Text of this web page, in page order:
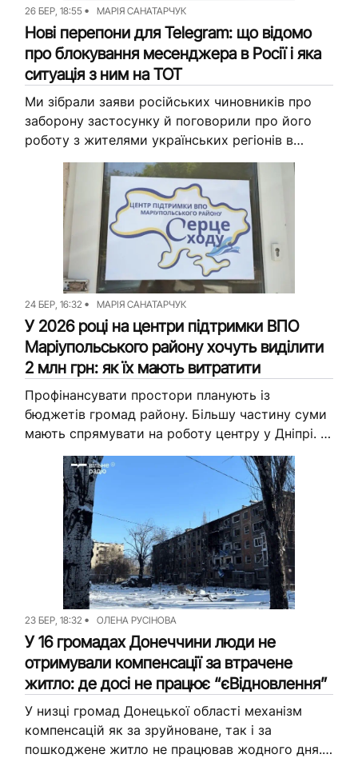
26 БЕР, 18:55 МАРІЯ САНАТАРЧУК
Нові перепони для Telegram: що відомо
про блокування месенджера в Росії і яка
ситуація з ним на ТОТ
Ми зібрали заяви російських чиновників про
заборону застосунку й поговорили про його
роботу з жителями українських регіонів в
окупації.
24 БЕР, 16:32 МАРІЯ САНАТАРЧУК
У 2026 році на центри підтримки ВПО
Маріупольського району хочуть виділити
2 млн грн: як їх мають витратити
Профінансувати простори планують із
бюджетів громад району. Більшу частину суми
мають спрямувати на роботу центру у Дніпрі.
Про це журналісти Вільного Радіо дізналися з
Програми підтримки та інтеграції ВПО...
23 БЕР, 18:32 ОЛЕНА РУСІНОВА
У 16 громадах Донеччини люди не
отримували компенсації за втрачене
житло: де досі не працює “єВідновлення”
У низці громад Донецької області механізм
компенсацій як за зруйноване, так і за
пошкоджене житло не працював жодного дня.